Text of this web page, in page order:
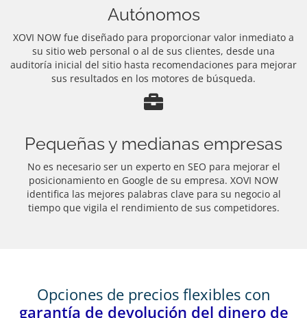
Autónomos
XOVI NOW fue diseñado para proporcionar valor inmediato a
su sitio web personal o al de sus clientes, desde una
auditoría inicial del sitio hasta recomendaciones para mejorar
sus resultados en los motores de búsqueda.
Pequeñas y medianas empresas
No es necesario ser un experto en SEO para mejorar el
posicionamiento en Google de su empresa. XOVI NOW
identifica las mejores palabras clave para su negocio al
tiempo que vigila el rendimiento de sus competidores.
Opciones de precios flexibles con
garantía de devolución del dinero de